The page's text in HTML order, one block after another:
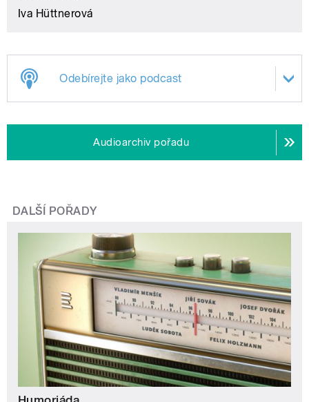
Iva Hüttnerová
Odebírejte jako podcast
Audioarchiv pořadu
DALŠÍ POŘADY